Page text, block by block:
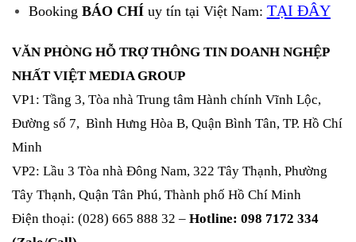
Booking BÁO CHÍuy tín tại Việt Nam: TẠI ĐÂY
VĂN PHÒNG HỖ TRỢ THÔNG TIN DOANH NGHỆP
NHẤT VIỆT MEDIA GROUP
VP1: Tầng 3, Tòa nhà Trung tâm Hành chính Vĩnh Lộc,
Đường số 7, Bình Hưng Hòa B, Quận Bình Tân, TP. Hồ Chí
Minh
VP2: Lầu 3 Tòa nhà Đông Nam, 322 Tây Thạnh, Phường
Tây Thạnh, Quận Tân Phú, Thành phố Hồ Chí Minh
Điện thoại: (028) 665 888 32 – Hotline: 098 7172 334